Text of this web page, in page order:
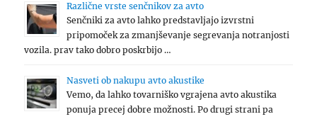
Različne vrste senčnikov za avto
Senčniki za avto lahko predstavljajo izvrstni
pripomoček za zmanjševanje segrevanja notranjosti
vozila. prav tako dobro poskrbijo …
Nasveti ob nakupu avto akustike
Vemo, da lahko tovarniško vgrajena avto akustika
ponuja precej dobre možnosti. Po drugi strani pa